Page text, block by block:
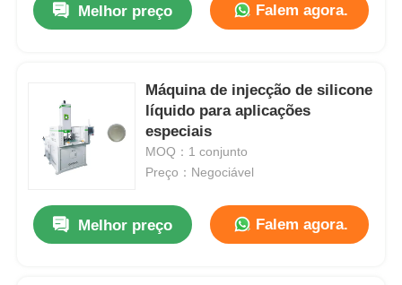
Casa
Quem Somos
Controle de Qualidade
Melhor preço Falem agora.
Máquina de injecção de silicone
líquido para aplicações
especiais
MOQ：1 conjunto
Preço：Negociável
Melhor preço Falem agora.